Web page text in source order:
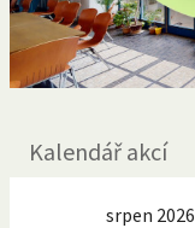
Kalendář akcí
srpen 2026